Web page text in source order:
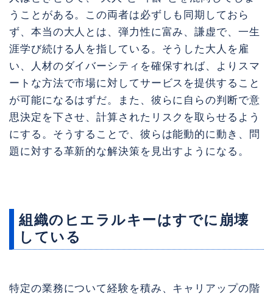
うことがある。この両者は必ずしも同期しておら
ず、本当の大人とは、弾力性に富み、謙虚で、一生
涯学び続ける人を指している。そうした大人を雇
い、人材のダイバーシティを確保すれば、よりスマ
ートな方法で市場に対してサービスを提供すること
が可能になるはずだ。また、彼らに自らの判断で意
思決定を下させ、計算されたリスクを取らせるよう
にする。そうすることで、彼らは能動的に動き、問
題に対する革新的な解決策を見出すようになる。
組織のヒエラルキーはすでに崩壊
している
特定の業務について経験を積み、キャリアップの階